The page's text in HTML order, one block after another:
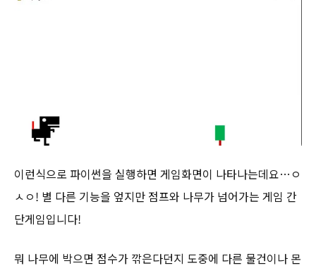
이런식으로 파이썬을 실행하면 게임화면이 나타나는데요…ㅇ
ㅅㅇ! 별 다른 기능을 엎지만 점프와 나무가 넘어가는 게임 간
단게임입니다!
뭐 나무에 박으면 점수가 깎은다던지 도중에 다른 물건이나 몬